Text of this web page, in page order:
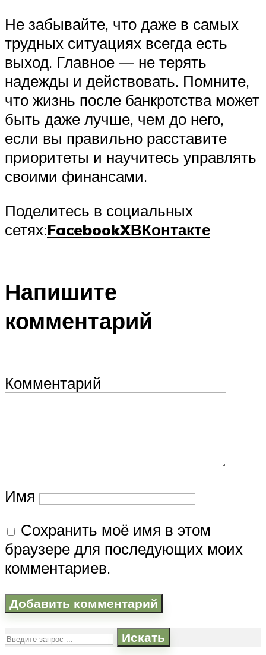
Не забывайте, что даже в самых
трудных ситуациях всегда есть
выход. Главное — не терять
надежды и действовать. Помните,
что жизнь после банкротства может
быть даже лучше, чем до него,
если вы правильно расставите
приоритеты и научитесь управлять
своими финансами.
Поделитесь в социальных
сетях:FacebookXВКонтакте
Напишите
комментарий
Комментарий
Имя
Сохранить моё имя в этом
браузере для последующих моих
комментариев.
Искать